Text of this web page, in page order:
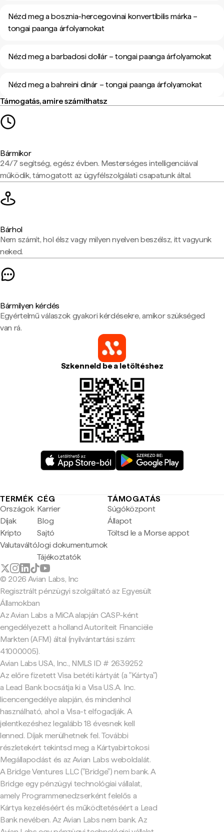
Nézd meg a bosznia-hercegovinai konvertibilis márka –
tongai paanga árfolyamokat
Nézd meg a barbadosi dollár – tongai paanga árfolyamokat
Nézd meg a bahreini dinár – tongai paanga árfolyamokat
Támogatás, amire számíthatsz
Bármikor
24/7 segítség, egész évben. Mesterséges intelligenciával
működik, támogatott az ügyfélszolgálati csapatunk által.
Bárhol
Nem számít, hol élsz vagy milyen nyelven beszélsz, itt vagyunk
neked.
Bármilyen kérdés
Egyértelmű válaszok gyakori kérdésekre, amikor szükséged
van rá.
Szkenneld be a letöltéshez
TERMÉK
Országok
Díjak
Kripto
Valutaváltó
CÉG
Karrier
Blog
Sajtó
Jogi dokumentumok
Tájékoztatók
TÁMOGATÁS
Súgóközpont
Állapot
Töltsd le a Morse appot
© 2026 Avian Labs, Inc
Regisztrált pénzügyi szolgáltató az Egyesült
Államokban
Az Avian Labs a MiCA alapján CASP-ként
engedélyezett a holland Autoriteit Financiële
Markten (AFM) által (nyilvántartási szám:
41000005).
Avian Labs USA, Inc., NMLS ID # 2639252
Az előre fizetett Visa betéti kártyát (a "Kártya")
a Lead Bank bocsátja ki a Visa U.S.A. Inc.
licencengedélye alapján, és mindenhol
használható, ahol a Visa-t elfogadják. A
jelentkezéshez legalább 18 évesnek kell
lenned. Díjak merülhetnek fel. További
részletekért tekintsd meg a Kártyabirtokosi
Megállapodást és az Avian Labs weboldalát.
A Bridge Ventures LLC ("Bridge") nem bank. A
Bridge egy pénzügyi technológiai vállalat,
amely Programmenedzserként felelős a
Kártya kezeléséért és működtetéséért a Lead
Bank nevében. Az Avian Labs nem bank. Az